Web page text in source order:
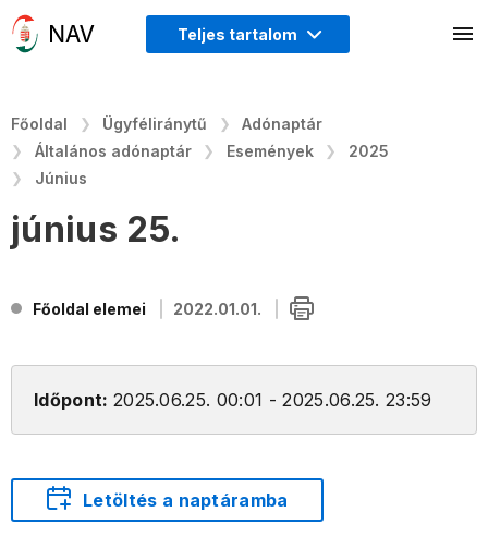
Teljes tartalom
Főoldal Ügyféliránytű
Adónaptár
Általános adónaptár
Események
2025
Június
június 25.
Főoldal elemei 2022.01.01.
Időpont: 2025.06.25. 00:01 - 2025.06.25. 23:59
Letöltés a naptáramba